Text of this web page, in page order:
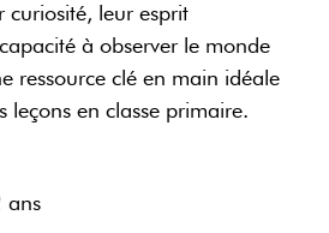
curiosité, leur esprit
à observer le monde
ressource clé en main idéale
leçons en classe primaire.
ans